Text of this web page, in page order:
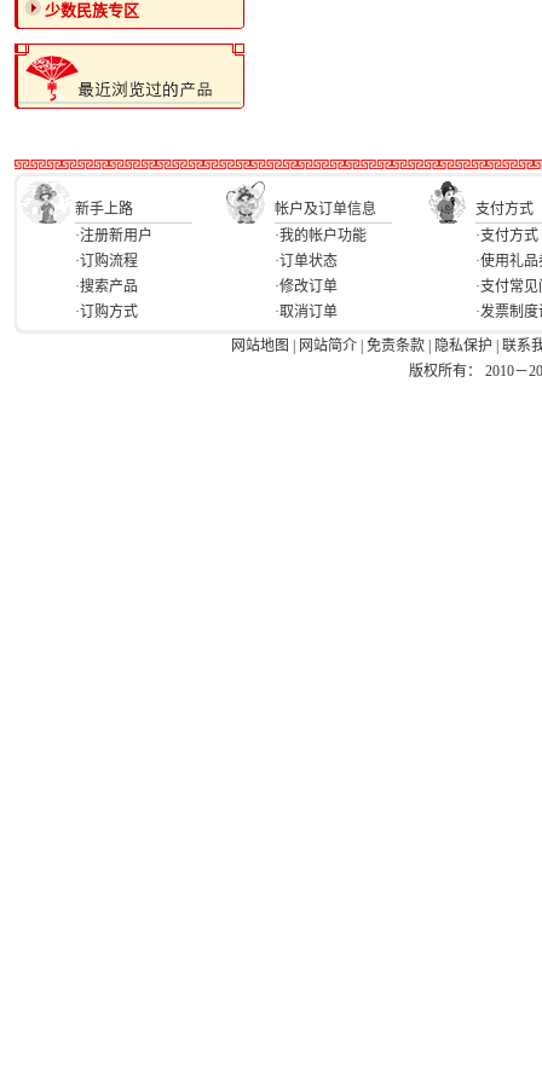
少数民族专区
新手上路 帐户及订单信息
支付方式
·注册新用户
·订购流程
·搜索产品
·订购方式
·我的帐户功能
·订单状态
·修改订单
·取消订单
·支付方式
·使用礼品
·支付常
·发票制
网站地图
网站简介 免责条款 隐私保护
联系
版权所有： 2010－